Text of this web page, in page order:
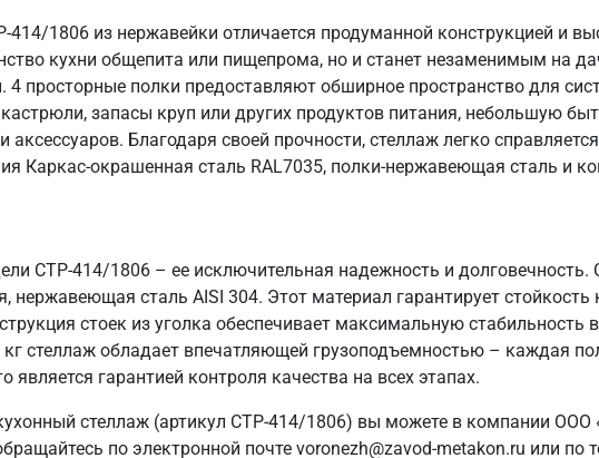
1806 из нержавейки отличается продуманной конструкцией и
кухни общепита или пищепрома, но и станет незаменимым на
просторные полки предоставляют обширное пространство для
запасы круп или других продуктов питания, небольшую
аксессуаров. Благодаря своей прочности, стеллаж легко
Каркас-окрашенная сталь RAL7035, полки-нержавеющая сталь и
СТР-414/1806 – ее исключительная надежность и
нержавеющая сталь AISI 304. Этот материал гарантирует стойкость
стоек из уголка обеспечивает максимальную стабильность
кг стеллаж обладает впечатляющей грузоподъемностью – каждая
является гарантией контроля качества на всех этапах.
стеллаж (артикул СТР-414/1806) вы можете в компании
по электронной почте voronezh@zavod-metakon.ru или по